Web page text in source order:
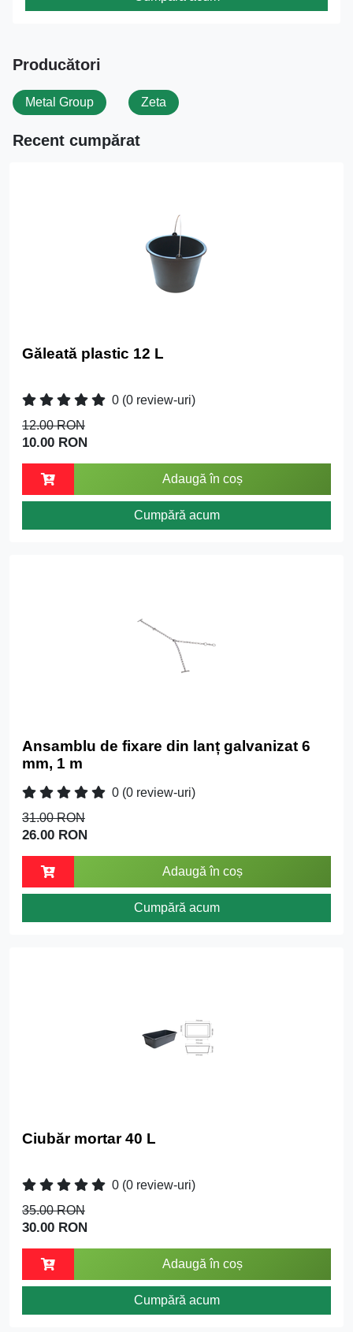
Producători
Metal Group Zeta
Recent cumpărat
Găleată plastic 12 L
0 (0 review-uri)
12.00 RON
10.00 RON
Adaugă în coș
Cumpără acum
Ansamblu de fixare din lanț galvanizat 6
mm, 1 m
0 (0 review-uri)
31.00 RON
26.00 RON
Adaugă în coș
Cumpără acum
Ciubăr mortar 40 L
0 (0 review-uri)
35.00 RON
30.00 RON
Adaugă în coș
Cumpără acum